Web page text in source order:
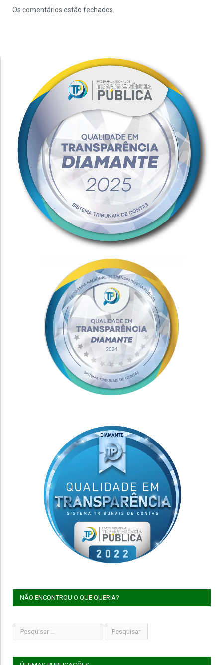
Os comentários estão fechados.
NÃO ENCONTROU O QUE QUERIA?